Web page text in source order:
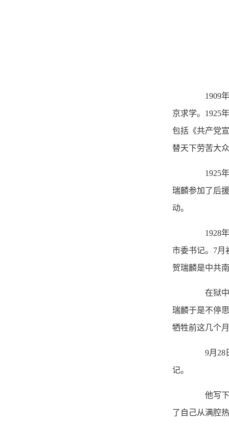
1909年
京求学。1925
包括《共产党
替天下劳苦大
1925年
瑞麟参加了后
动。
1928年5
市委书记。7月
贺瑞麟是中共
在狱中，
瑞麟于是不停
牺牲前这几个
9月28日
记。
他写下了
了自己从满腔